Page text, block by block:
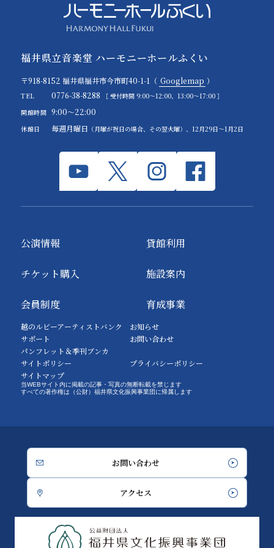
福井県立音楽堂 ハーモニーホールふくい
〒918-8152 福井県福井市今市町40-1-1（ Googlemap ）
TEL 0776-38-8288
［ 受付時間 9:00～12:00、13:00～17:00 ］
開館時間 9:00～22:00
休館日 毎週月曜日 （月曜が祝日の場合、その翌火曜）、12月29日～1月2日
公演情報
チケット購入
会員制度
貸館利用
施設案内
育成事業
越のルビーアーティストバンク
サポート
パンフレット＆季刊ブンカ
お知らせ
お問い合わせ
サイトポリシー
プライバシーポリシー
サイトマップ
当WEBサイト内に掲載の記事・写真の無断転載を禁じます
すべての著作権は（公財）福井県文化振興事業団に帰属します
お問い合わせ
アクセス